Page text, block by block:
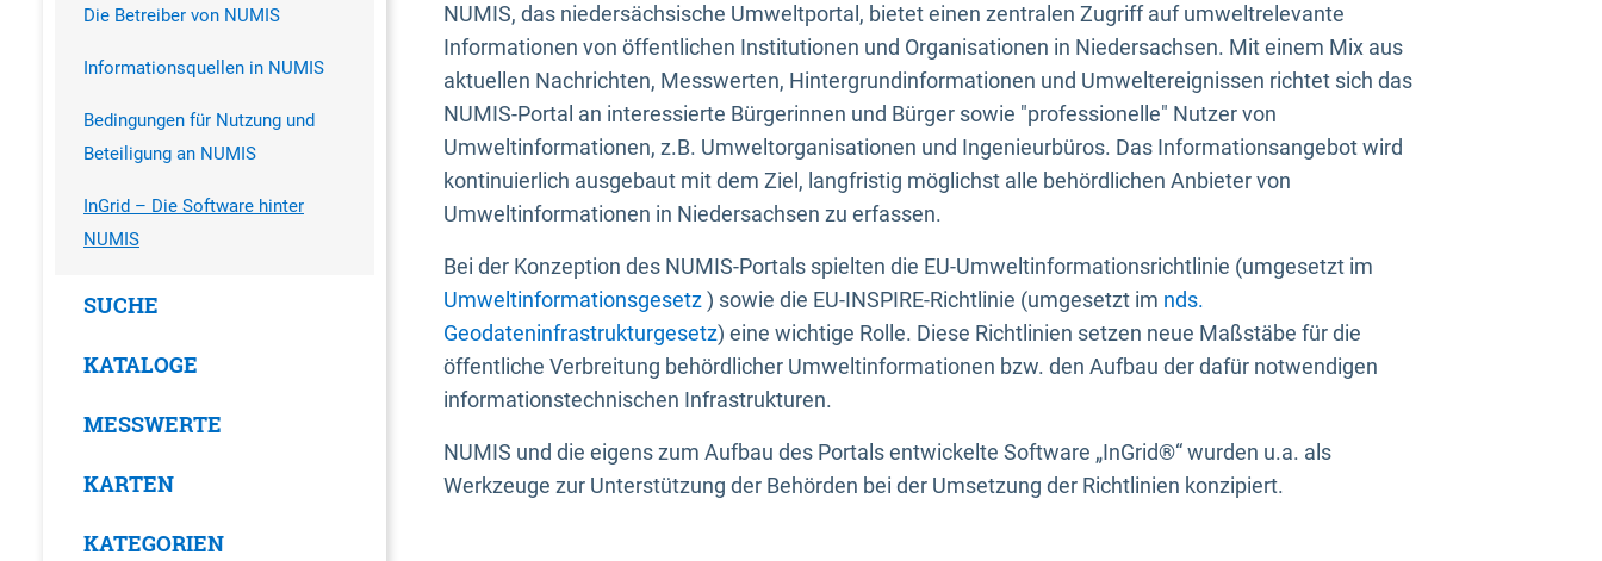
Die Betreiber von NUMIS
Informationsquellen in NUMIS
Bedingungen für Nutzung und
Beteiligung an NUMIS
InGrid – Die Software hinter
NUMIS
SUCHE
KATALOGE
MESSWERTE
KARTEN
KATEGORIEN
NUMIS, das niedersächsische Umweltportal, bietet einen zentralen Zugriff auf umweltrelevante
Informationen von öffentlichen Institutionen und Organisationen in Niedersachsen. Mit einem Mix aus
aktuellen Nachrichten, Messwerten, Hintergrundinformationen und Umweltereignissen richtet sich das
NUMIS-Portal an interessierte Bürgerinnen und Bürger sowie "professionelle" Nutzer von
Umweltinformationen, z.B. Umweltorganisationen und Ingenieurbüros. Das Informationsangebot wird
kontinuierlich ausgebaut mit dem Ziel, langfristig möglichst alle behördlichen Anbieter von
Umweltinformationen in Niedersachsen zu erfassen.
Bei der Konzeption des NUMIS-Portals spielten die EU-Umweltinformationsrichtlinie (umgesetzt im
Umweltinformationsgesetz) sowie die EU-INSPIRE-Richtlinie (umgesetzt im nds.
Geodateninfrastrukturgesetz) eine wichtige Rolle. Diese Richtlinien setzen neue Maßstäbe für die
öffentliche Verbreitung behördlicher Umweltinformationen bzw. den Aufbau der dafür notwendigen
informationstechnischen Infrastrukturen.
NUMIS und die eigens zum Aufbau des Portals entwickelte Software „InGrid®“ wurden u.a. als
Werkzeuge zur Unterstützung der Behörden bei der Umsetzung der Richtlinien konzipiert.